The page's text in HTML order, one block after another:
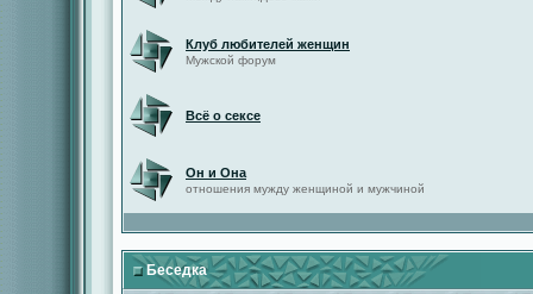
Клуб любителей женщин
Мужской форум
Всё о сексе
Он и Она
отношения мужду женщиной и мужчиной
Беседка